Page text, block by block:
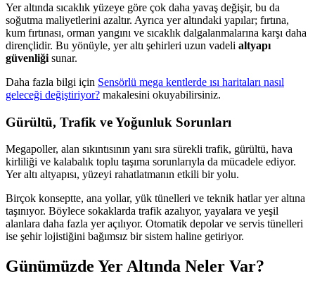
Yer altında sıcaklık yüzeye göre çok daha yavaş değişir, bu da
soğutma maliyetlerini azaltır. Ayrıca yer altındaki yapılar; fırtına,
kum fırtınası, orman yangını ve sıcaklık dalgalanmalarına karşı daha
dirençlidir. Bu yönüyle, yer altı şehirleri uzun vadeli altyapı
güvenliği sunar.
Daha fazla bilgi için Sensörlü mega kentlerde ısı haritaları nasıl
geleceği değiştiriyor? makalesini okuyabilirsiniz.
Gürültü, Trafik ve Yoğunluk Sorunları
Megapoller, alan sıkıntısının yanı sıra sürekli trafik, gürültü, hava
kirliliği ve kalabalık toplu taşıma sorunlarıyla da mücadele ediyor.
Yer altı altyapısı, yüzeyi rahatlatmanın etkili bir yolu.
Birçok konseptte, ana yollar, yük tünelleri ve teknik hatlar yer altına
taşınıyor. Böylece sokaklarda trafik azalıyor, yayalara ve yeşil
alanlara daha fazla yer açılıyor. Otomatik depolar ve servis tünelleri
ise şehir lojistiğini bağımsız bir sistem haline getiriyor.
Günümüzde Yer Altında Neler Var?